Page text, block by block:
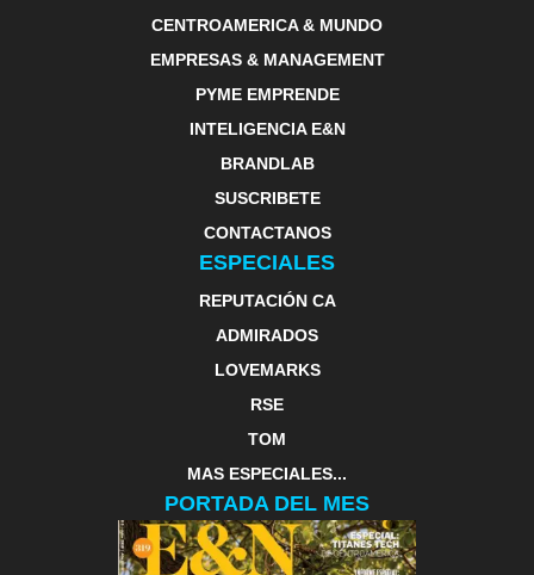
CENTROAMERICA & MUNDO
EMPRESAS & MANAGEMENT
PYME EMPRENDE
INTELIGENCIA E&N
BRANDLAB
SUSCRIBETE
CONTACTANOS
ESPECIALES
REPUTACIÓN CA
ADMIRADOS
LOVEMARKS
RSE
TOM
MAS ESPECIALES...
PORTADA DEL MES